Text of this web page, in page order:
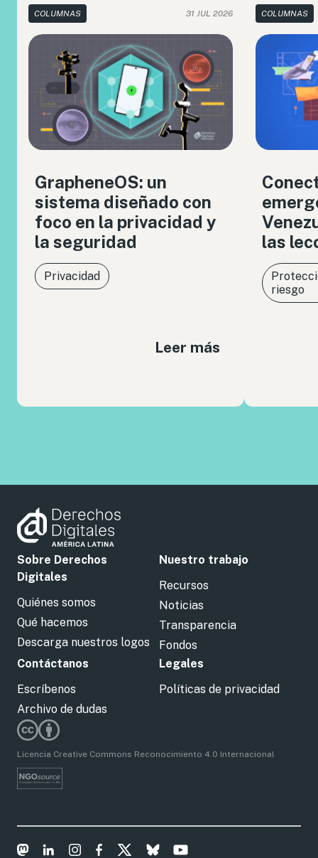
COLUMNAS 31 JUL 2026
GrapheneOS: un
sistema diseñado con
foco en la privacidad y
la seguridad
Privacidad
Leer más
COLUMNAS
las
riesgo
Sobre Derechos
Digitales
Quiénes somos
Qué hacemos
Descarga nuestros logos
Nuestro trabajo
Recursos
Noticias
Transparencia
Fondos
Contáctanos
Escríbenos
Archivo de dudas
Legales
Políticas de privacidad
Licencia Creative Commons Reconocimiento 4.0 Internacional